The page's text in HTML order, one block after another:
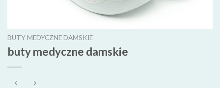
BUTY MEDYCZNE DAMSKIE
buty medyczne damskie